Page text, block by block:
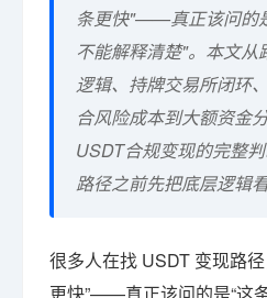
条更快"——真正该问的
不能解释清楚"。本文从
逻辑、持牌交易所闭环
合风险成本到大额资金
USDT合规变现的完整
路径之前先把底层逻辑看
很多人在找 USDT 变现路